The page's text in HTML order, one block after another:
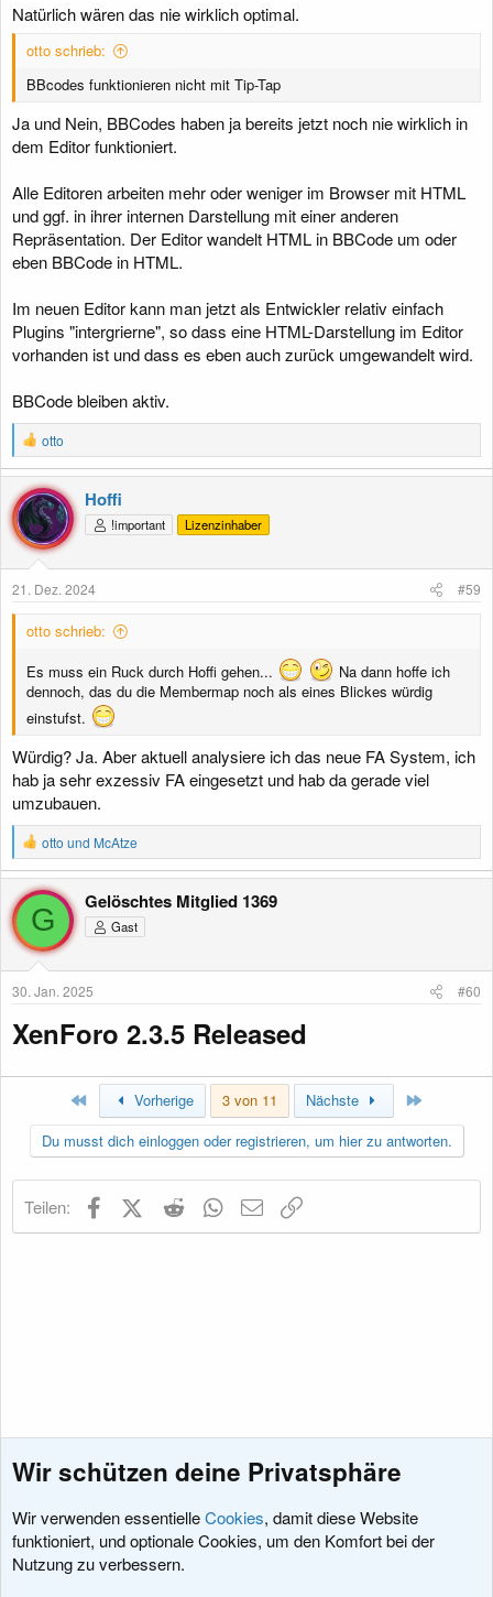
Natürlich wären das nie wirklich optimal.
otto schrieb:
BBcodes funktionieren nicht mit Tip-Tap
Ja und Nein, BBCodes haben ja bereits jetzt noch nie wirklich in
dem Editor funktioniert.
Alle Editoren arbeiten mehr oder weniger im Browser mit HTML
und ggf. in ihrer internen Darstellung mit einer anderen
Repräsentation. Der Editor wandelt HTML in BBCode um oder
eben BBCode in HTML.
Im neuen Editor kann man jetzt als Entwickler relativ einfach
Plugins "intergrierne", so dass eine HTML-Darstellung im Editor
vorhanden ist und dass es eben auch zurück umgewandelt wird.
BBCode bleiben aktiv.
R
e
a
k
t
i
o
n
n
otto
Hoffi
!important Lizenzinhaber
21. Dez. 2024 #59
otto schrieb:
Es muss ein Ruck durch Hoffi gehen...
Na dann hoffe ich
dennoch, das du die Membermap noch als eines Blickes würdig
einstufst.
Würdig? Ja. Aber aktuell analysiere ich das neue FA System, ich
hab ja sehr exzessiv FA eingesetzt und hab da gerade viel
umzubauen.
R
e
a
k
t
i
o
n
n
otto und McAtze
G
Gelöschtes Mitglied 1369
Gast
30. Jan. 2025 #60
XenForo 2.3.5 Released​
Erste Vorherige 3 von 11 Nächste
Du musst dich einloggen oder registrieren, um hier zu antworten.
Teilen: FacebookX (Twitter)
Reddit WhatsApp
E-Mail
News
Wir schützen deine Privatsphäre
Wir verwenden essentielleCookies, damit diese Website
funktioniert, und optionale Cookies, um den Komfort bei der
Nutzung zu verbessern.